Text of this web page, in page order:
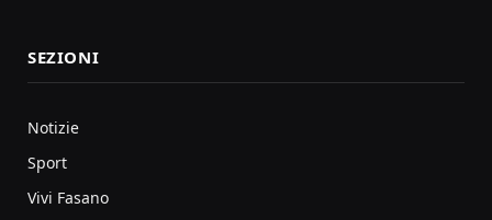
SEZIONI
Notizie
Sport
Vivi Fasano